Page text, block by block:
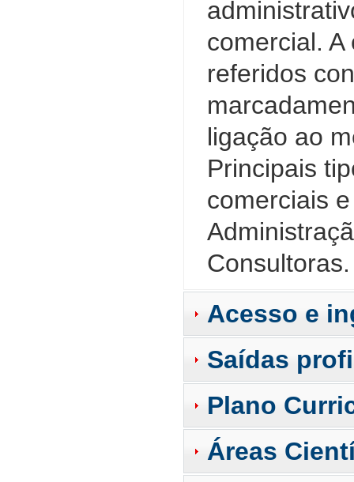
comercial.
referidos
ligação ao
Principais
comerciais
Consultoras.
Acesso e
Saídas
Plano
Áreas